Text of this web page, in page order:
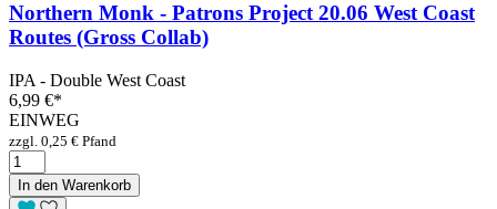
Northern Monk - Patrons Project 20.06 West Coast
Routes (Gross Collab)
IPA - Double West Coast
6,99 €*
EINWEG
zzgl. 0,25 € Pfand
In den Warenkorb